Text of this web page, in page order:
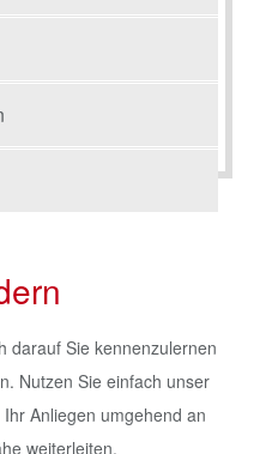
darauf Sie kennenzulernen
Nutzen Sie einfach unser
Anliegen umgehend an
weiterleiten.